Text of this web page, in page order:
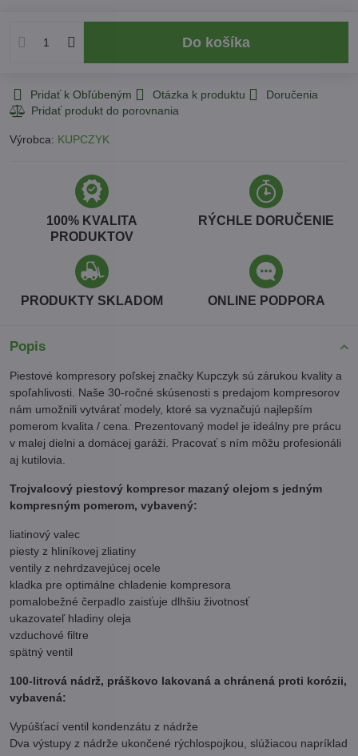
Do košíka
Pridať k Obľúbeným Otázka k produktu Doručenia
Výrobca: KUPCZYK
100% KVALITA
PRODUKTOV
RÝCHLE DORUČENIE
PRODUKTY SKLADOM ONLINE PODPORA
Popis
Piestové kompresory poľskej značky Kupczyk sú zárukou kvality a
spoľahlivosti. Naše 30-ročné skúsenosti s predajom kompresorov
nám umožnili vytvárať modely, ktoré sa vyznačujú najlepším
pomerom kvalita / cena. Prezentovaný model je ideálny pre prácu
v malej dielni a domácej garáži. Pracovať s ním môžu profesionáli
aj kutilovia.
Trojvalcový piestový kompresor mazaný olejom s jedným
kompresným pomerom, vybavený:
liatinový valec
piesty z hliníkovej zliatiny
ventily z nehrdzavejúcej ocele
kladka pre optimálne chladenie kompresora
pomalobežné čerpadlo zaisťuje dlhšiu životnosť
ukazovateľ hladiny oleja
vzduchové filtre
spätný ventil
100-litrová nádrž, práškovo lakovaná a chránená proti korózii,
vybavená:
Vypúšťací ventil kondenzátu z nádrže
Dva výstupy z nádrže ukončené rýchlospojkou, slúžiacou napríklad